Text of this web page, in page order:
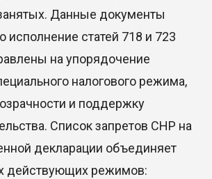
Данные документы
исполнение статей 718 и 723
на упорядочение
налогового режима,
и поддержку
Список запретов СНР на
декларации объединяет
действующих режимов: